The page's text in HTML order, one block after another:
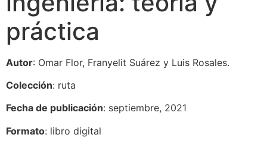
práctica
Autor: Omar Flor, Franyelit Suárez y Luis Rosales.
Colección: ruta
Fecha de publicación: septiembre, 2021
Formato: libro digital